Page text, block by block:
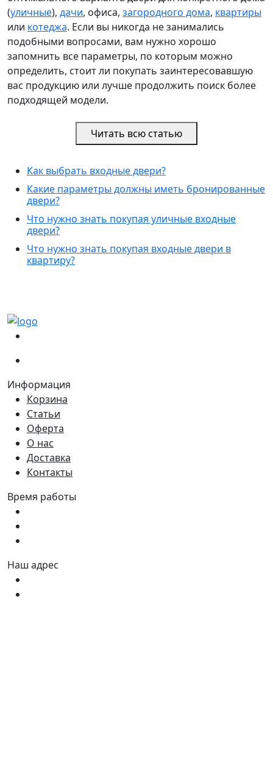
(уличные), дачи, офиса, загородного дома, квартиры
или котеджа. Если вы никогда не занимались
подобными вопросами, вам нужно хорошо
запомнить все параметры, по которым можно
определить, стоит ли покупать заинтересовавшую
вас продукцию или лучше продолжить поиск более
подходящей модели.
Читать всю статью
Как выбрать входные двери?
Какие параметры должны иметь бронированные
двери?
Что нужно знать покупая уличные входные
двери?
Что нужно знать покупая входные двери в
квартиру?
Информация
Корзина
Статьи
Оферта
О нас
Доставка
Контакты
Время работы
Наш адрес